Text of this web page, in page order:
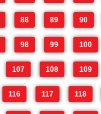
88 89 90
98 99 100
107 108 109
116 117 118